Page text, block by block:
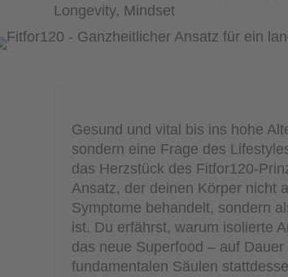
Longevity, Mindset
Gesund und vital bis ins hohe
sondern eine Frage des
das Herzstück des Fitfor120-
Ansatz, der deinen Körper nicht
Symptome behandelt, sondern
ist. Du erfährst, warum isolierte
das neue Superfood – auf
fundamentalen Säulen